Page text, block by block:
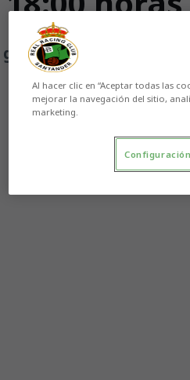
Al hacer clic en “Aceptar todas las
mejorar la navegación del sitio,
marketing.